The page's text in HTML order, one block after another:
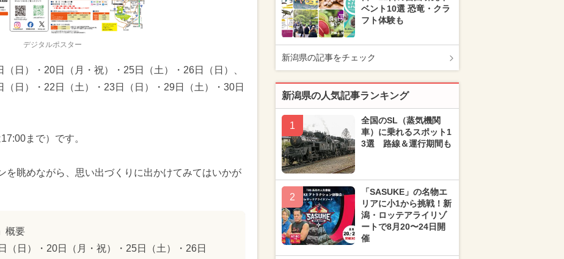
デジタルポスター
日）・20日（月・祝）・25日（土）・26日（日）、
日）・22日（土）・23日（日）・29日（土）・30日
まで）です。
を眺めながら、思い出づくりに出かけてみてはいかが
概要
（日）・20日（月・祝）・25日（土）・26日
ベント10選 恐竜・クラ
フト体験も
新潟県の記事をチェック
新潟県の人気記事ランキング
1
全国のSL（蒸気機関
車）に乗れるスポット1
3選 路線＆運行期間も
2
「SASUKE」の名物エ
リアに小1から挑戦！新
潟・ロッテアライリゾ
ートで8月20〜24日開
催